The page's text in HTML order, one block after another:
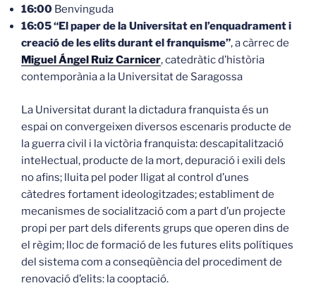
16:00 Benvinguda
16:05 “El paper de la Universitat en l’enquadrament i
creació de les elits durant el franquisme”, a càrrec de
Miguel Ángel Ruiz Carnicer, catedràtic d’història
contemporània a la Universitat de Saragossa
La Universitat durant la dictadura franquista és un
espai on convergeixen diversos escenaris producte de
la guerra civil i la victòria franquista: descapitalització
intel·lectual, producte de la mort, depuració i exili dels
no afins; lluita pel poder lligat al control d’unes
càtedres fortament ideologitzades; establiment de
mecanismes de socialització com a part d’un projecte
propi per part dels diferents grups que operen dins de
el règim; lloc de formació de les futures elits polítiques
del sistema com a conseqüència del procediment de
renovació d’elits: la cooptació.